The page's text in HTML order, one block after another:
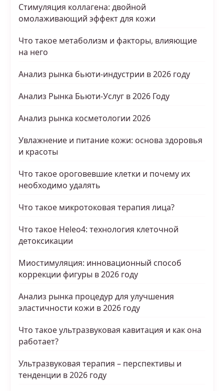
Стимуляция коллагена: двойной
омолаживающий эффект для кожи
Что такое метаболизм и факторы, влияющие
на него
Анализ рынка бьюти-индустрии в 2026 году
Анализ Рынка Бьюти-Услуг в 2026 Году
Анализ рынка косметологии 2026
Увлажнение и питание кожи: основа здоровья
и красоты
Что такое ороговевшие клетки и почему их
необходимо удалять
Что такое микротоковая терапия лица?
Что такое Heleo4: технология клеточной
детоксикации
Миостимуляция: инновационный способ
коррекции фигуры в 2026 году
Анализ рынка процедур для улучшения
эластичности кожи в 2026 году
Что такое ультразвуковая кавитация и как она
работает?
Ультразвуковая терапия – перспективы и
тенденции в 2026 году